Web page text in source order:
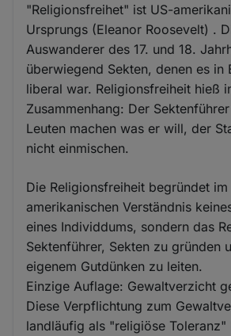
"Religionsfreihet" ist US-
Ursprungs (Eleanor Roosevelt) .
Auswanderer des 17. und 18.
überwiegend Sekten, denen es in
liberal war. Religionsfreiheit hieß
Zusammenhang: Der
Leuten machen was er will, der
nicht einmischen.
Die Religionsfreiheit begründet
amerikanischen Verständnis
eines Individdums, sondern das
Sektenführer, Sekten zu gründen
eigenem Gutdünken zu leiten.
Einzige Auflage: Gewaltverzicht
Diese Verpflichtung zum
landläufig als "religiöse Toleranz"